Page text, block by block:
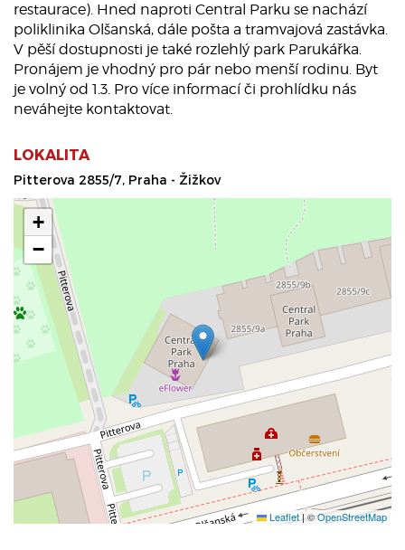
restaurace). Hned naproti Central Parku se nachází
poliklinika Olšanská, dále pošta a tramvajová zastávka.
V pěší dostupnosti je také rozlehlý park Parukářka.
Pronájem je vhodný pro pár nebo menší rodinu. Byt
je volný od 1.3. Pro více informací či prohlídku nás
neváhejte kontaktovat.
LOKALITA
Pitterova 2855/7, Praha - Žižkov
+
−
Leaflet|©OpenStreetMap